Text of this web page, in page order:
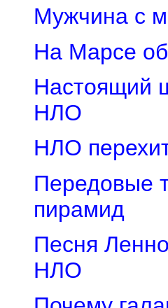
Мужчина с
На Марсе
Настоящий
НЛО
НЛО
Передовые
пирамид
Песня
НЛО